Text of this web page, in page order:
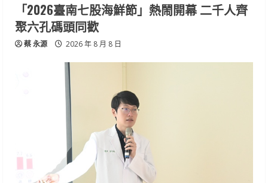
「2026臺南七股海鮮節」熱鬧開幕 二千人齊
聚六孔碼頭同歡
蔡 永源 2026 年 8 月 8 日